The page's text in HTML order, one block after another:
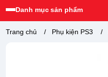
Danh mục sản phẩm
Trang chủ / Phụ kiện PS3 /